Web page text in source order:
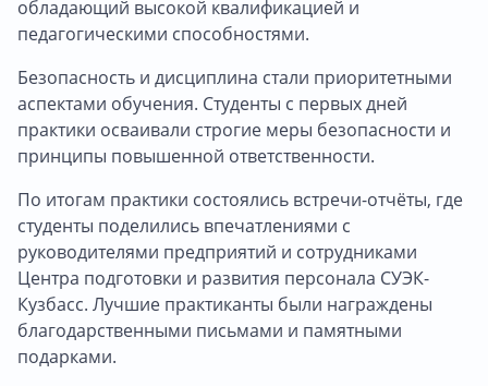
обладающий высокой квалификацией и
педагогическими способностями.
Безопасность и дисциплина стали приоритетными
аспектами обучения. Студенты с первых дней
практики осваивали строгие меры безопасности и
принципы повышенной ответственности.
По итогам практики состоялись встречи-отчёты, где
студенты поделились впечатлениями с
руководителями предприятий и сотрудниками
Центра подготовки и развития персонала СУЭК-
Кузбасс. Лучшие практиканты были награждены
благодарственными письмами и памятными
подарками.